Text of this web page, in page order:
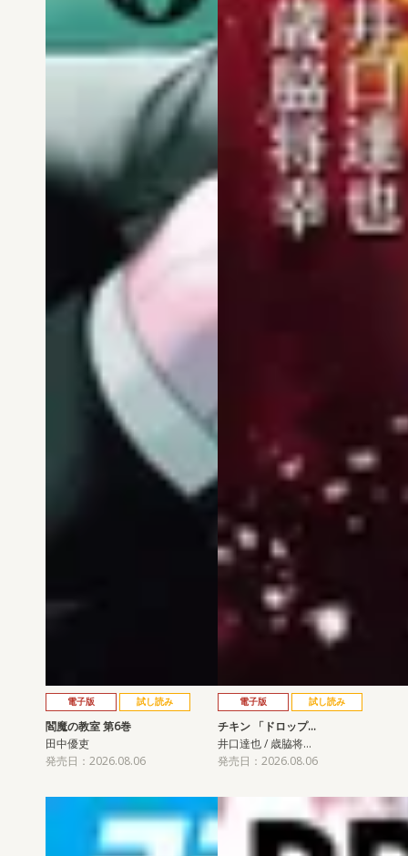
電子版 試し読み
閻魔の教室 第6巻
田中優吏
発売日：2026.08.06
電子版 試し読み
チキン 「ドロップ…
井口達也 / 歳脇将…
発売日：2026.08.06